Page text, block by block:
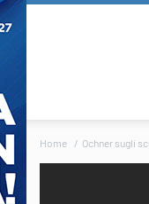
Home Ochner sugli